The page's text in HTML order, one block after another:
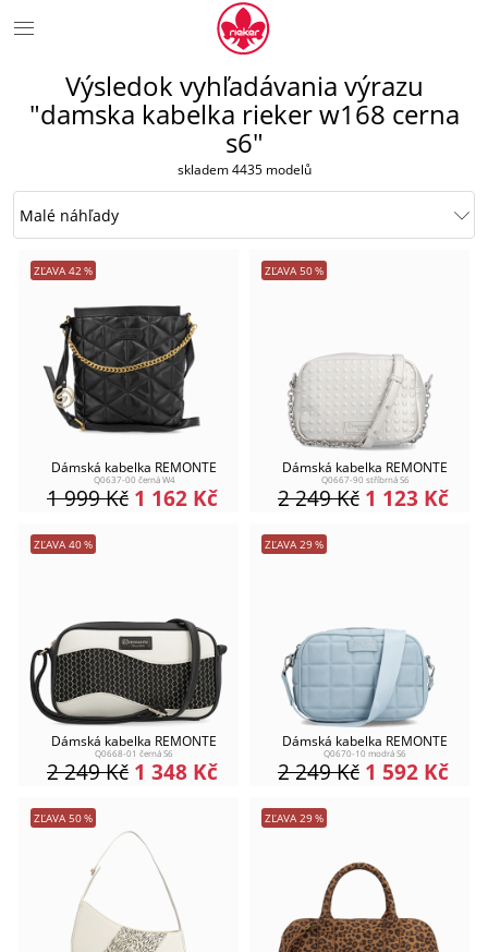
Výsledok vyhľadávania výrazu
"damska kabelka rieker w168 cerna
s6"
skladem 4435 modelů
ZĽAVA 42%
Dámská kabelka REMONTE
Q0637-00 černá W4
1 162 Kč
1 999Kč
ZĽAVA 50%
Dámská kabelka REMONTE
Q0667-90 stříbrná S6
1 123 Kč
2 249Kč
ZĽAVA 40%
Dámská kabelka REMONTE
Q0668-01 černá S6
1 348 Kč
2 249Kč
ZĽAVA 29%
Dámská kabelka REMONTE
Q0670-10 modrá S6
1 592 Kč
2 249Kč
ZĽAVA 50% ZĽAVA 29%